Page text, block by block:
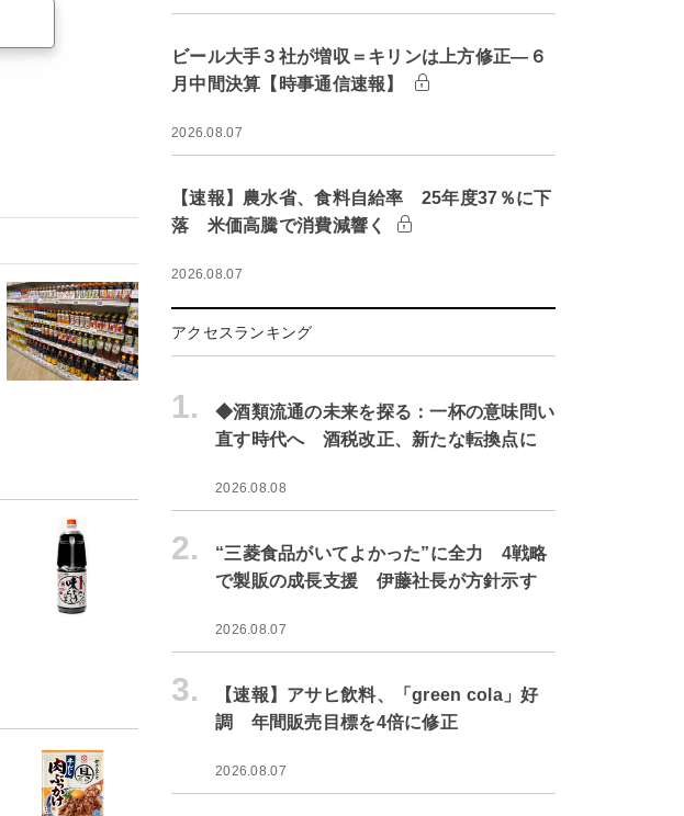
ビール大手３社が増収＝キリンは上方修正―６
月中間決算【時事通信速報】
2026.08.07
【速報】農水省、食料自給率 25年度37％に下
落 米価高騰で消費減響く
2026.08.07
アクセスランキング
1.
◆酒類流通の未来を探る：一杯の意味問い
直す時代へ 酒税改正、新たな転換点に
2026.08.08
2.
“三菱食品がいてよかった”に全力 4戦略
で製販の成長支援 伊藤社長が方針示す
2026.08.07
3.
【速報】アサヒ飲料、「green cola」好
調 年間販売目標を4倍に修正
2026.08.07